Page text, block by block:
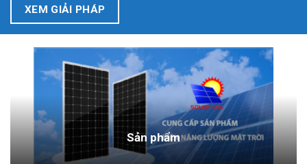
XEM GIẢI PHÁP
Sản phẩm